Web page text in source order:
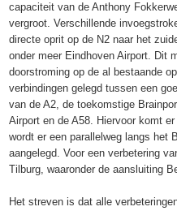
capaciteit van de Anthony
vergroot. Verschillende
directe oprit op de N2 naar het
onder meer Eindhoven Airport. Dit
doorstroming op de al bestaande
verbindingen gelegd tussen een
van de A2, de toekomstige
Airport en de A58. Hiervoor komt
wordt er een parallelweg langs het
aangelegd. Voor een verbetering
Tilburg, waaronder de aansluiting
Het streven is dat alle